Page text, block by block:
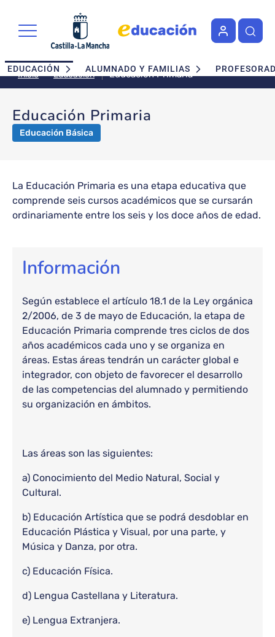
Navegación principal
EDUCACIÓN ALUMNADO Y FAMILIAS
Inicio Educación Educación Primaria
Educación Primaria
Educación Básica
La Educación Primaria es una etapa educativa que
comprende seis cursos académicos que se cursarán
ordinariamente entre los seis y los doce años de edad.
Información
Según establece el artículo 18.1 de la Ley orgánica
2/2006, de 3 de mayo de Educación, la etapa de
Educación Primaria comprende tres ciclos de dos
años académicos cada uno y se organiza en
áreas. Estas áreas tendrán un carácter global e
integrador, con objeto de favorecer el desarrollo
de las competencias del alumnado y permitiendo
su organización en ámbitos.
Las áreas son las siguientes:
a) Conocimiento del Medio Natural, Social y
Cultural.
b) Educación Artística que se podrá desdoblar en
Educación Plástica y Visual, por una parte, y
Música y Danza, por otra.
c) Educación Física.
d) Lengua Castellana y Literatura.
e) Lengua Extranjera.